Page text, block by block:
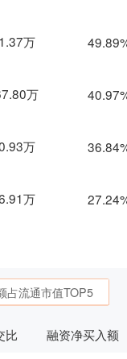
万
万
万
万
占流通市值TOP5
比 融资净买入额